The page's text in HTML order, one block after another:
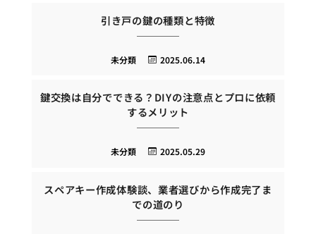
引き戸の鍵の種類と特徴
2025.06.14
未分類
鍵交換は自分でできる？DIYの注意点とプロに依頼
するメリット
2025.05.29
未分類
スペアキー作成体験談、業者選びから作成完了ま
での道のり